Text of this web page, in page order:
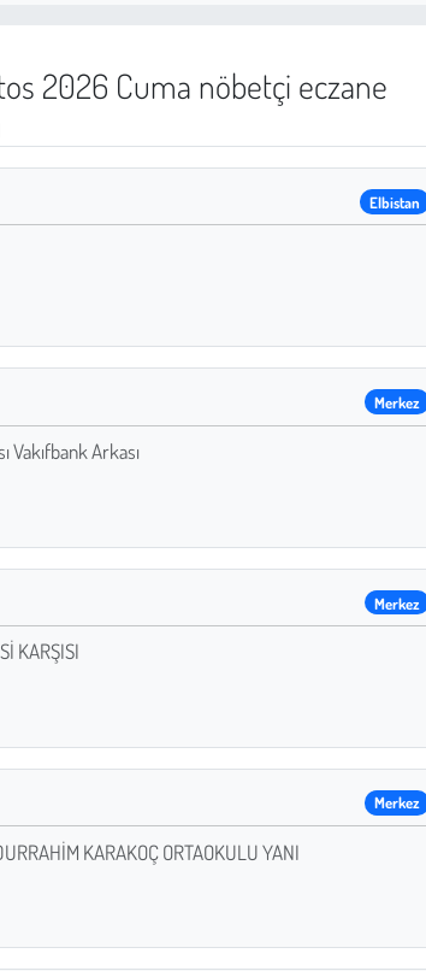
2026 Cuma nöbetçi eczane
Elbistan
Merkez
Vakıfbank Arkası
Merkez
KARŞISI
Merkez
KARAKOÇ ORTAOKULU YANI